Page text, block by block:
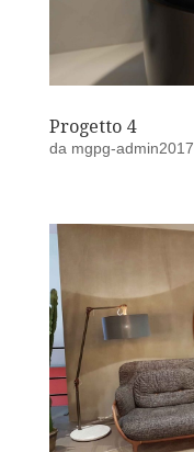
Progetto 4
da mgpg-admin2017